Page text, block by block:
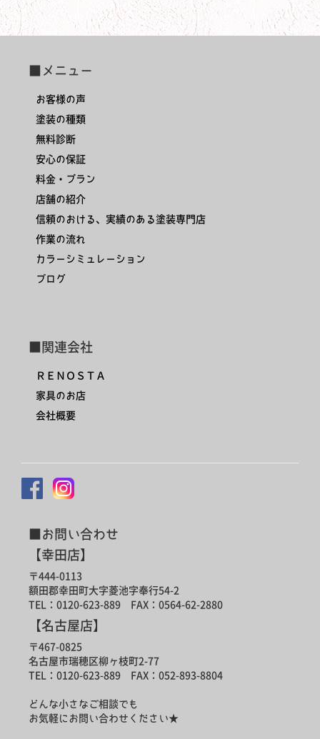
■メニュー
お客様の声
塗装の種類
無料診断
安心の保証
料金・プラン
店舗の紹介
信頼のおける、実績のある塗装専門店
作業の流れ
カラーシミュレーション
ブログ
■関連会社
ＲＥＮＯＳＴＡ
家具のお店
会社概要
■お問い合わせ
【幸田店】
〒444-0113
額田郡幸田町大字菱池字奉行54-2
TEL：0120-623-889 FAX：0564-62-2880
【名古屋店】
〒467-0825
名古屋市瑞穂区柳ヶ枝町2-77
TEL：0120-623-889 FAX：052-893-8804
どんな小さなご相談でも
お気軽にお問い合わせください★